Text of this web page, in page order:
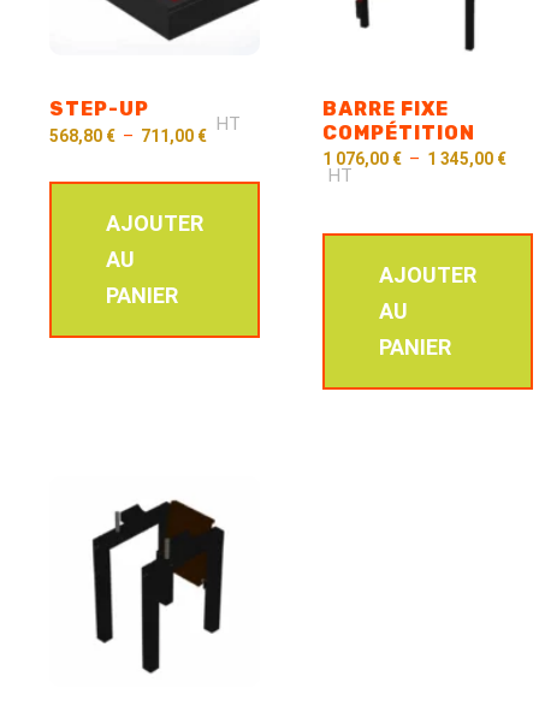
STEP-UP
568,80 € – 711,00 €
HT
AJOUTER
AU
PANIER
BARRE FIXE
COMPÉTITION
1 076,00 € – 1 345,00 €
HT
AJOUTER
AU
PANIER